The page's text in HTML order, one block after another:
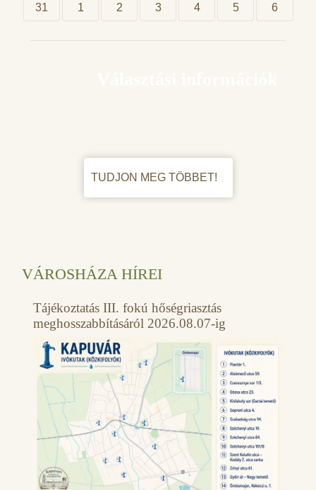
31 1 2 3 4 5 6
TUDJON MEG TÖBBET!
VÁROSHÁZA HÍREI
Tájékoztatás III. fokú hőségriasztás
meghosszabbításáról 2026.08.07-ig